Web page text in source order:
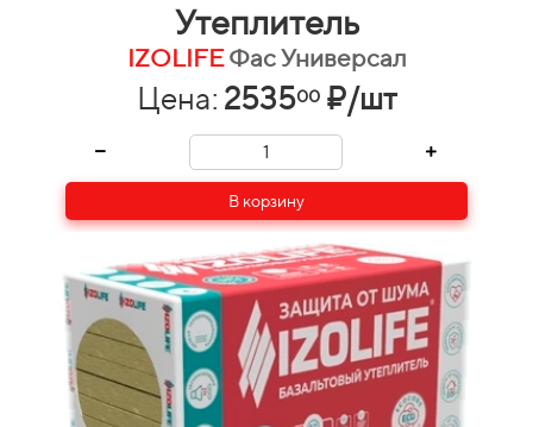
Утеплитель
IZOLIFEФас Универсал
Цена: 253500 ₽/шт
В корзину